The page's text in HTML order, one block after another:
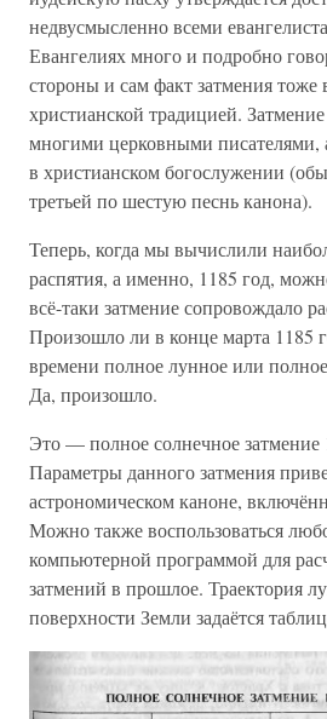
недвусмысленно всеми
Евангелиях много и подробно
стороны и сам факт затмения тоже
христианской традицией.
многими церковными писателями,
в христианском богослужении
третьей по шестую песнь канона).
Теперь, когда мы вычислили
распятия, а именно, 1185 год,
всё-таки затмение сопровождало
Произошло ли в конце марта 1185
времени полное лунное или
Да, произошло.
Это — полное солнечное затмение
Параметры данного затмения
астрономическом каноне,
Можно также воспользоваться
компьютерной программой для
затмений в прошлое. Траектория
поверхности Земли задаётся